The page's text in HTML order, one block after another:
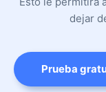
dejar
Prueba